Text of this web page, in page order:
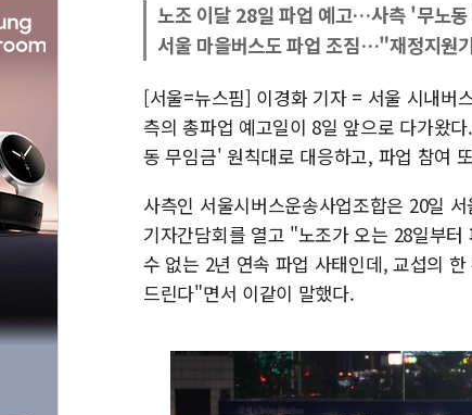
노조 이달 28일 파업 예고…사측 '무노
서울 마을버스도 파업 조짐…"재정지원
[서울=뉴스핌] 이경화 기자 = 서울 시내버
측의 총파업 예고일이 8일 앞으로 다가왔
동 무임금' 원칙대로 대응하고, 파업 참여
사측인 서울시버스운송사업조합은 20일
기자간담회를 열고 "노조가 오는 28일부
수 없는 2년 연속 파업 사태인데, 교섭의
드린다"면서 이같이 말했다.